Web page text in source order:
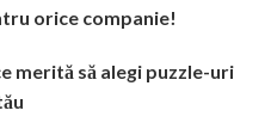
orice companie!
merită să alegi puzzle-uri